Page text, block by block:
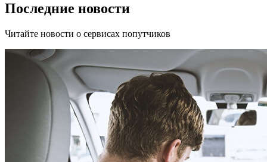
Последние новости
Читайте новости о сервисах попутчиков